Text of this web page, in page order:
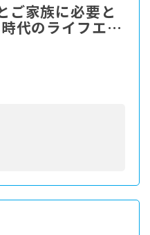
ご家族に必要と
代のライフエン
への進化とは。